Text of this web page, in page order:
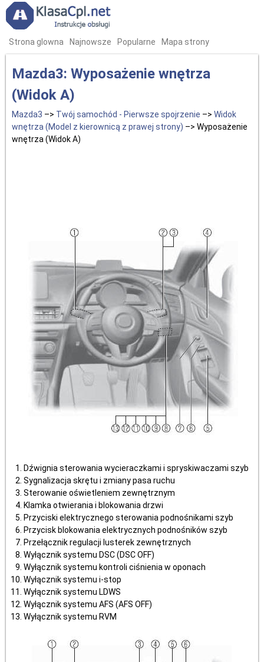
Strona glowna Najnowsze Popularne Mapa strony
Mazda3: Wyposażenie wnętrza
(Widok A)
Mazda3 –> Twój samochód - Pierwsze spojrzenie –> Widok
wnętrza (Model z kierownicą z prawej strony) –> Wyposażenie
wnętrza (Widok A)
Dźwignia sterowania wycieraczkami i spryskiwaczami szyb
Sygnalizacja skrętu i zmiany pasa ruchu
Sterowanie oświetleniem zewnętrznym
Klamka otwierania i blokowania drzwi
Przyciski elektrycznego sterowania podnośnikami szyb
Przycisk blokowania elektrycznych podnośników szyb
Przełącznik regulacji lusterek zewnętrznych
Wyłącznik systemu DSC (DSC OFF)
Wyłącznik systemu kontroli ciśnienia w oponach
Wyłącznik systemu i-stop
Wyłącznik systemu LDWS
Wyłącznik systemu AFS (AFS OFF)
Wyłącznik systemu RVM